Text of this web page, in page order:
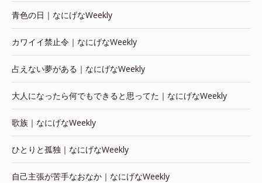
青色の日｜なにげなWeekly
カワイイ禁止令｜なにげなWeekly
占えない夢がある｜なにげなWeekly
大人になったら何でもできると思ってた｜なにげなWeekly
歌族｜なにげなWeekly
ひとりと孤独｜なにげなWeekly
自己主張が苦手なおなか｜なにげなWeekly